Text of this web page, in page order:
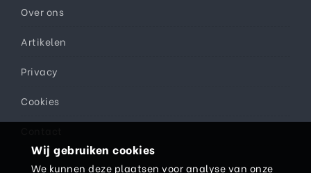
Over ons
Artikelen
Privacy
Cookies
Wij gebruiken cookies
We kunnen deze plaatsen voor analyse van onze